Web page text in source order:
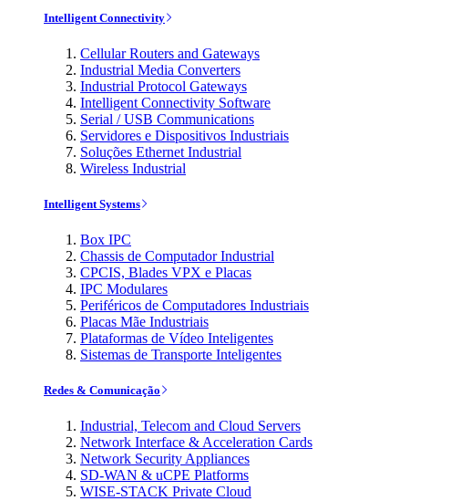
Intelligent Connectivity
Cellular Routers and Gateways
Industrial Media Converters
Industrial Protocol Gateways
Intelligent Connectivity Software
Serial / USB Communications
Servidores e Dispositivos Industriais
Soluções Ethernet Industrial
Wireless Industrial
Intelligent Systems
Box IPC
Chassis de Computador Industrial
CPCIS, Blades VPX e Placas
IPC Modulares
Periféricos de Computadores Industriais
Placas Mãe Industriais
Plataformas de Vídeo Inteligentes
Sistemas de Transporte Inteligentes
Redes & Comunicação
Industrial, Telecom and Cloud Servers
Network Interface & Acceleration Cards
Network Security Appliances
SD-WAN & uCPE Platforms
WISE-STACK Private Cloud